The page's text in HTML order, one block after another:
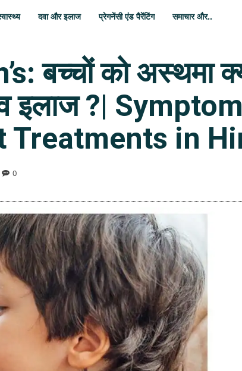
दवा और इलाज प्रेगनेंसी एंड पैरेंटिंग समाचार और..
बच्चों को अस्थमा
इलाज ?|
Treatments in
0